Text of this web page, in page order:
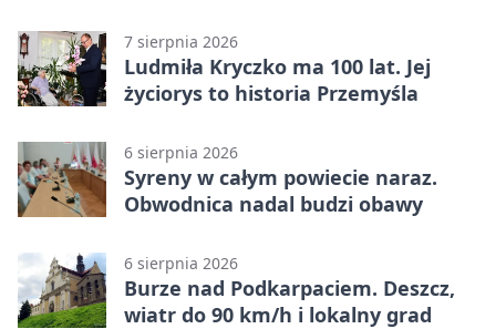
7 sierpnia 2026
Ludmiła Kryczko ma 100 lat. Jej
życiorys to historia Przemyśla
6 sierpnia 2026
Syreny w całym powiecie naraz.
Obwodnica nadal budzi obawy
6 sierpnia 2026
Burze nad Podkarpaciem. Deszcz,
wiatr do 90 km/h i lokalny grad